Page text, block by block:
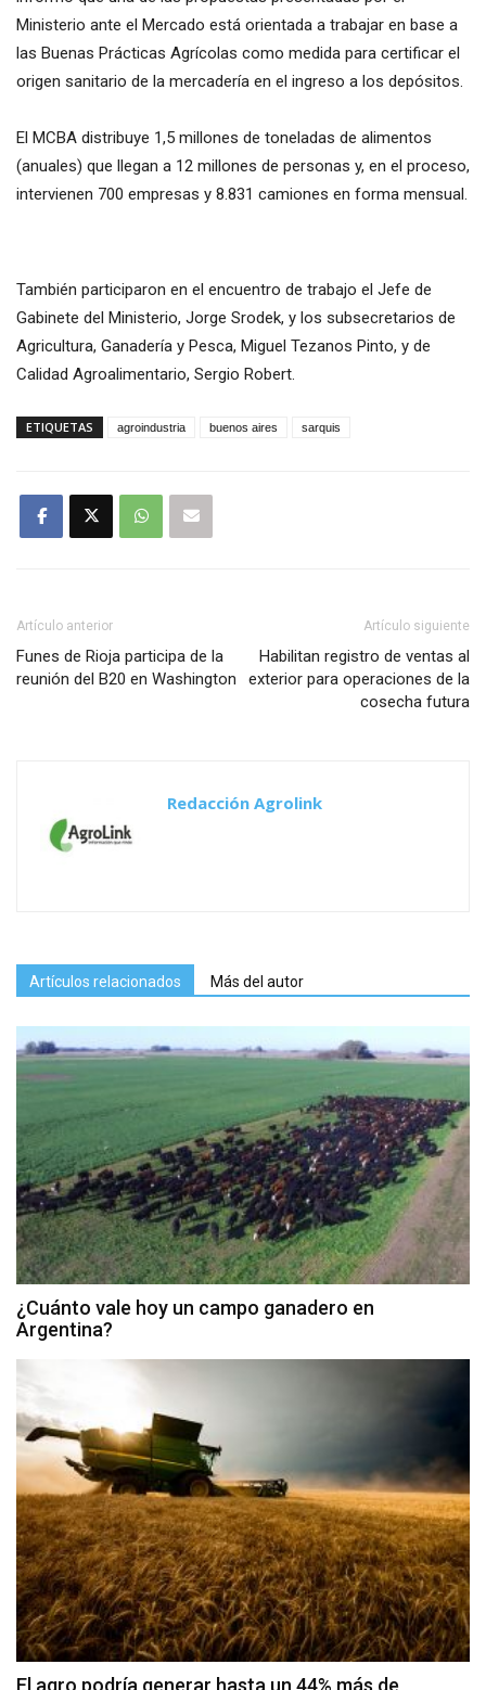
Ministerio ante el Mercado está orientada a trabajar en base a
las Buenas Prácticas Agrícolas como medida para certificar el
origen sanitario de la mercadería en el ingreso a los depósitos.
El MCBA distribuye 1,5 millones de toneladas de alimentos
(anuales) que llegan a 12 millones de personas y, en el proceso,
intervienen 700 empresas y 8.831 camiones en forma mensual.
También participaron en el encuentro de trabajo el Jefe de
Gabinete del Ministerio, Jorge Srodek, y los subsecretarios de
Agricultura, Ganadería y Pesca, Miguel Tezanos Pinto, y de
Calidad Agroalimentario, Sergio Robert.
ETIQUETAS agroindustria buenos aires sarquis
Artículo anterior
Funes de Rioja participa de la
reunión del B20 en Washington
Artículo siguiente
Habilitan registro de ventas al
exterior para operaciones de la
cosecha futura
Redacción Agrolink
Artículos relacionados Más del autor
¿Cuánto vale hoy un campo ganadero en
Argentina?
El agro podría generar hasta un 44% más de